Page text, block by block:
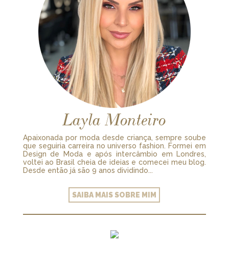
Layla Monteiro
Apaixonada por moda desde criança, sempre soube
que seguiria carreira no universo fashion. Formei em
Design de Moda e após intercâmbio em Londres,
voltei ao Brasil cheia de ideias e comecei meu blog.
Desde então já são 9 anos dividindo...
SAIBA MAIS SOBRE MIM